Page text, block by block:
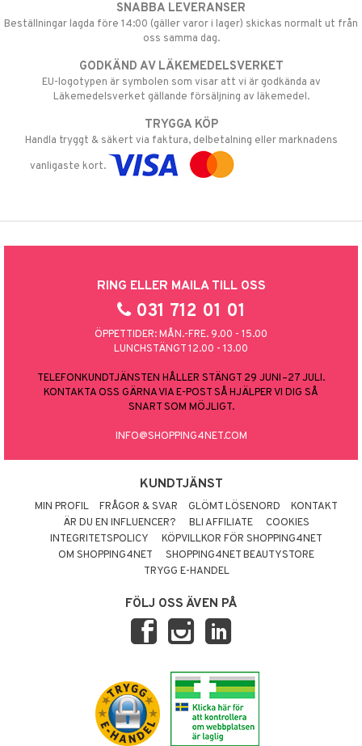
SNABBA LEVERANSER
Beställningar lagda före 14:00 (gäller varor i lager) skickas normalt ut från
oss samma dag.
GODKÄND AV LÄKEMEDELSVERKET
EU-logotypen är symbolen som visar att vi är godkända av
Läkemedelsverket gällande försäljning av läkemedel.
TRYGGA KÖP
Handla tryggt & säkert via faktura, delbetalning eller marknadens
vanligaste kort.
RING ELLER MAILA TILL OSS
031 712 01 01
ÖPPETTIDER: MÅN.-FRE. 9.00 - 15.00
LUNCHSTÄNGT 12.00 - 13.00
TELEFONKUNDTJÄNSTEN HÅLLER STÄNGT 29 JUNI–27 JULI.
KONTAKTA OSS GÄRNA VIA E-POST SÅ HJÄLPER VI DIG SÅ
SNART SOM MÖJLIGT.
INFO@SHOPPING4NET.COM
KUNDTJÄNST
MIN PROFIL FRÅGOR & SVAR GLÖMT LÖSENORD
KONTAKT
ÄR DU EN INFLUENCER?
BLI AFFILIATE
COOKIES
INTEGRITETSPOLICY
KÖPVILLKOR FÖR SHOPPING4NET
OM SHOPPING4NET
SHOPPING4NET BEAUTYSTORE
TRYGG E-HANDEL
FÖLJ OSS ÄVEN PÅ